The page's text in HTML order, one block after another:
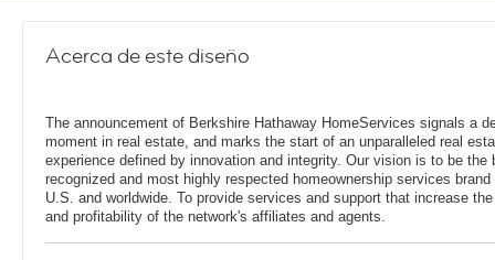
Acerca de este diseño
The announcement of Berkshire Hathaway HomeServices signals a
moment in real estate, and marks the start of an unparalleled real
experience defined by innovation and integrity. Our vision is to be the
recognized and most highly respected homeownership services brand
U.S. and worldwide. To provide services and support that increase
and profitability of the network's affiliates and agents.